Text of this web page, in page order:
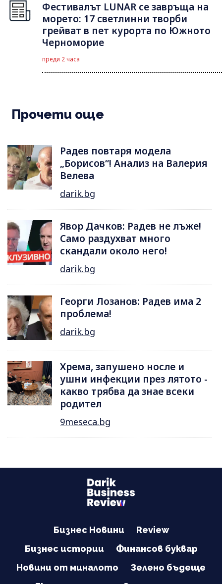
Фестивалът LUNAR се завръща на
морето: 17 светлинни творби
грейват в пет курорта по Южното
Черноморие
преди 2 часа
Прочети още
Радев повтаря модела
„Борисов“! Анализ на Валерия
Велева
darik.bg
Явор Дачков: Радев не лъже!
Само раздухват много
скандали около него!
darik.bg
Георги Лозанов: Радев има 2
проблема!
darik.bg
Хрема, запушено носле и
ушни инфекции през лятотo -
какво трябва да знае всеки
родител
9meseca.bg
Бизнес Новини
Review
Бизнес истории
Финансов буквар
Новини от миналото
Зелено бъдеще